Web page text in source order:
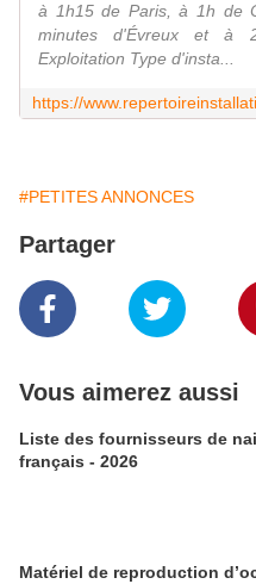
à 1h15 de Paris, à 1h de
minutes d'Évreux et à
Exploitation Type d'insta...
#PETITES ANNONCES
Partager
Vous aimerez aussi
Liste des fournisseurs de
français - 2026
Matériel de reproduction